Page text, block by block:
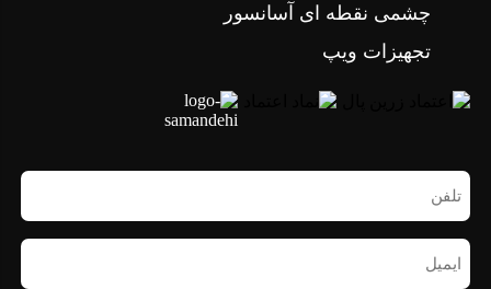
چشمی نقطه ای آسانسور
تجهیزات ویپ
تلفن
همراه
(ضروری)
ایمیل